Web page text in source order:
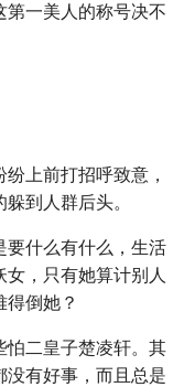
一美人的称号决不
上前打招呼致意，
到人群后头。
要什么有什么，生活
，只有她算计别人
倒她？
怕二皇子楚凌轩。其
没有好事，而且总是